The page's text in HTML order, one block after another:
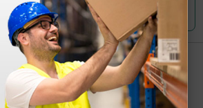
Envía tu pregunta